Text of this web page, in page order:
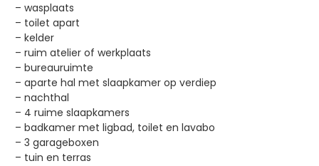
– wasplaats
– toilet apart
– kelder
– ruim atelier of werkplaats
– bureauruimte
– aparte hal met slaapkamer op verdiep
– nachthal
– 4 ruime slaapkamers
– badkamer met ligbad, toilet en lavabo
– 3 garageboxen
– tuin en terras